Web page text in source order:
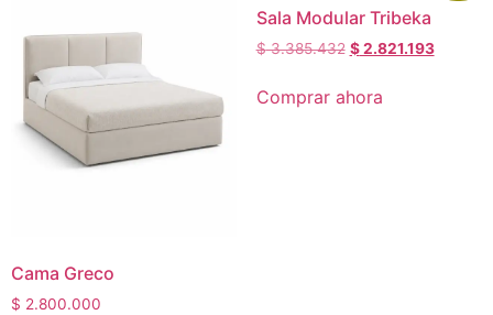
Cama Greco
$ 2.800.000
Sala Modular Tribeka
$3.385.432 $2.821.193
Comprar ahora